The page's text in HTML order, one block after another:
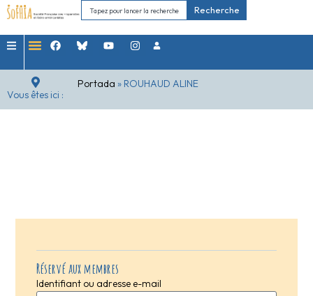
Recherche
Vous êtes ici :
Portada » ROUHAUD ALINE
Réservé aux membres
Identifiant ou adresse e-mail